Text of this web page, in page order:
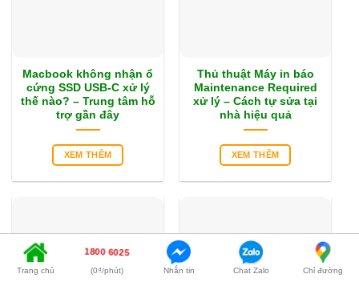
Macbook không nhận ổ
cứng SSD USB-C xử lý
thế nào? – Trung tâm hỗ
trợ gần đây
XEM THÊM
Thủ thuật Máy in báo
Maintenance Required
xử lý – Cách tự sửa tại
nhà hiệu quả
XEM THÊM
Trang chủ
1800 6025
(0₫/phút) Nhắn tin Chat Zalo Chỉ đường